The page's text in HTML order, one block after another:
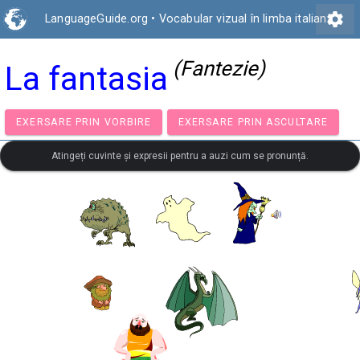
LanguageGuide.org • Vocabular vizual în limba italianăsettings
La fantasia (Fantezie)
EXERSARE PRIN VORBIRE EXERSARE PRIN
Atingeți cuvinte și expresii pentru a auzi cum se pronunță.